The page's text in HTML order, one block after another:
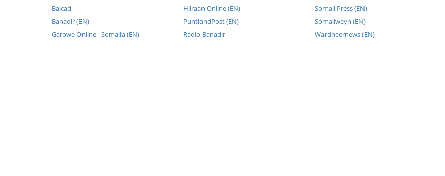
Balcad
Banadir (EN)
Garowe Online - Somalia (EN)
Hiiraan Online (EN)
PuntlandPost (EN)
Radio Banadir
Somali Press (EN)
Somaliweyn (EN)
Wardheernews (EN)